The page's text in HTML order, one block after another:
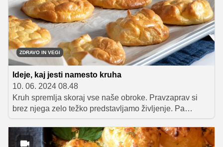
ZDRAVO IN VEGI
Ideje, kaj jesti namesto kruha
10. 06. 2024 08.48
Kruh spremlja skoraj vse naše obroke. Pravzaprav si
brez njega zelo težko predstavljamo življenje. Pa
vendar je dobro, da se izogibamo njegovemu
pretiranemu uživanju, še zlasti, če pojemo veliko belega
kruha. Zdrava prehrana pomeni raznolikost, zato